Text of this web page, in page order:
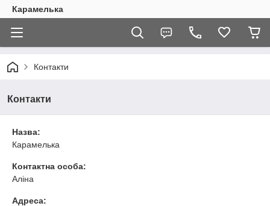
Карамелька
Контакти
Контакти
Назва:
Карамелька
Контактна особа:
Аліна
Адреса: